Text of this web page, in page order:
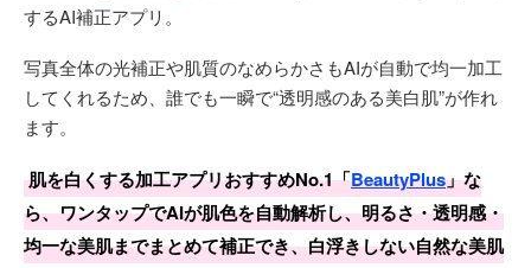
するAI補正アプリ。
写真全体の光補正や肌質のなめらかさもAIが自動で均一加工
してくれるため、誰でも一瞬で“透明感のある美白肌”が作れ
ます。
肌を白くする加工アプリおすすめNo.1「BeautyPlus」な
ら、ワンタップでAIが肌色を自動解析し、明るさ・透明感・
均一な美肌までまとめて補正でき、白浮きしない自然な美肌